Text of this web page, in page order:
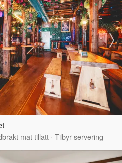
mat tillatt · Tilbyr servering